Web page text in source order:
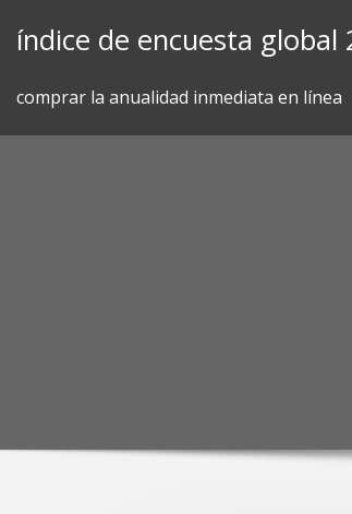
índice de encuesta global
comprar la anualidad inmediata en línea